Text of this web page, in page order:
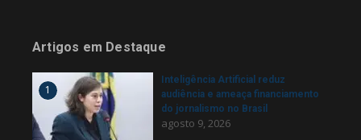
Artigos em Destaque
1
Inteligência Artificial reduz
audiência e ameaça financiamento
do jornalismo no Brasil
agosto 9, 2026